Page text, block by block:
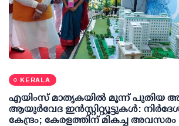
KERALA
എയിംസ് മാതൃകയില്‍ മൂന്ന് പുതിയ
ആയുര്‍വേദ ഇന്‍സ്റ്റിറ്റ്യൂട്ടുകള്‍:
കേന്ദ്രം; കേരളത്തിന് മികച്ച അവസരം